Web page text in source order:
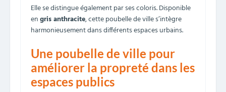
Elle se distingue également par ses coloris. Disponible
engris anthracite, cette poubelle de ville s’intègre
harmonieusement dans différents espaces urbains.
Une poubelle de ville pour
améliorer la propreté dans les
espaces publics